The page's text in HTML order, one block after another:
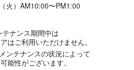
火）AM10:00〜PM1:00
テナンス期間中は
はご利用いただけません。
ンテナンスの状況によって
能性がございます。